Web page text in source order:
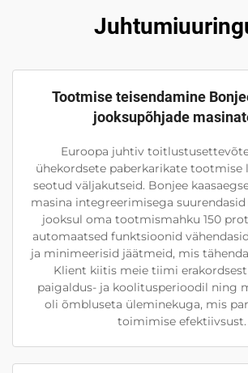
Tootmise teisendamine
jooksupõhjade
Euroopa juhtiv
ühekordsete paberkarikate tootmise
seotud väljakutseid. Bonjee
masina integreerimisega
jooksul oma tootmismahku 150
automaatsed funktsioonid
ja minimeerisid jäätmeid, mis
Klient kiitis meie tiimi
paigaldus- ja koolitusperioodil ning
oli õmbluseta üleminekuga, mis
toimimise efektiivsust.